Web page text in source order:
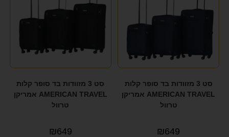
סט 3 מזוודות בד סופר קלות
AMERICAN TRAVEL אמריקן
טרוול
₪649
סט 3 מזוודות בד סופר קלות
AMERICAN TRAVEL אמריקן
טרוול
₪649